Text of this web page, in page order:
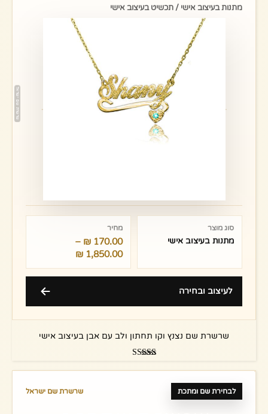
מתנות בעיצוב אישי / תכשיט בעיצוב אישי
סוג מוצר
מתנות בעיצוב אישי
מחיר
170.00
₪
–
1,850.00
₪
לעיצוב ובחירה
שרשרת שם נצנץ וקו תחתון ולב עם אבן בעיצוב אישי
5.00
לבחירת שם ומתכת שרשרת שם ישראל